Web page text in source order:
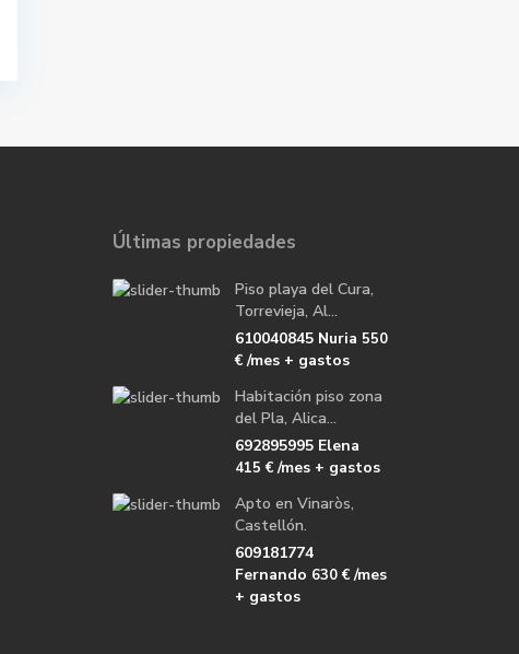
Últimas propiedades
Piso playa del Cura,
Torrevieja, Al...
610040845 Nuria 550
€/mes + gastos
Habitación piso zona
del Pla, Alica...
692895995 Elena
415 €/mes + gastos
Apto en Vinaròs,
Castellón.
609181774
Fernando 630 €/mes
+ gastos